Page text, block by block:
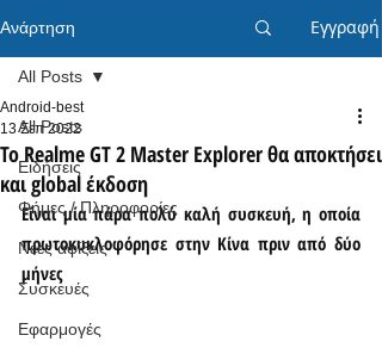
Ανάρτηση Εγγραφή
All Posts
Ειδήσεις
Φήμες / Πληροφορίες
Νέες αφίξεις
Συσκευές
Εφαρμογές
All Posts
Το Realme GT 2 Master Explorer θα αποκτήσει
και global έκδοση
Android-best
13 Σεπ 2022
Είναι μία πάρα πολύ καλή συσκευή, η οποία
πρωτοκυκλοφόρησε στην Κίνα πριν από δύο
μήνες